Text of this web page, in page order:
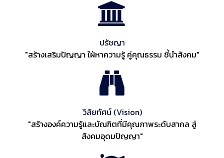
ปรัชญา
"สร้างเสริมปัญญา ใฝ่หาความรู้ คู่คุณธรรม ชี้นำสังคม"
วิสัยทัศน์ (Vision)
"สร้างองค์ความรู้และบัณฑิตที่มีคุณภาพระดับสากล สู่
สังคมอุดมปัญญา"